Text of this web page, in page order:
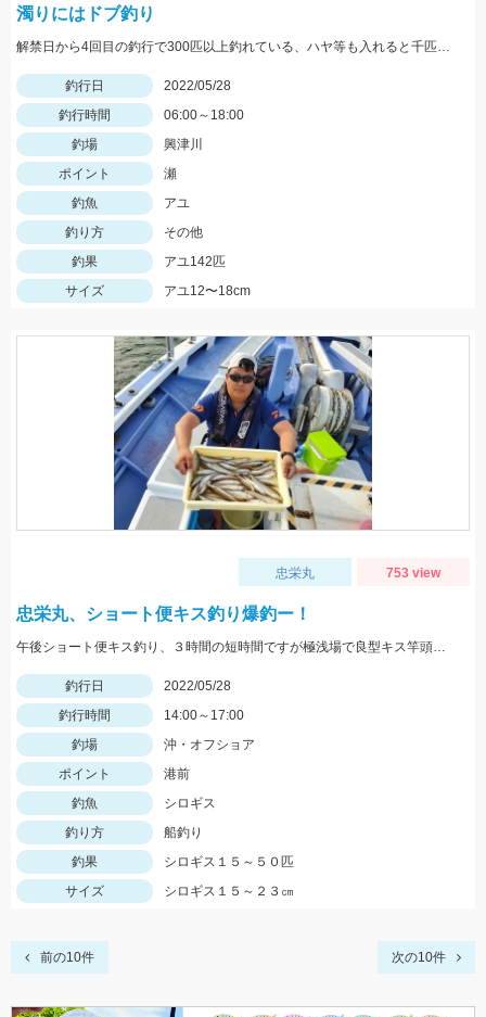
濁りにはドブ釣り
解禁日から4回目の釣行で300匹以上釣れている、ハヤ等も入れると千匹、手返し大変
釣行日
2022/05/28
釣行時間
06:00～18:00
釣場
興津川
ポイント
瀬
釣魚
アユ
釣り方
その他
釣果
アユ142匹
サイズ
アユ12〜18cm
忠栄丸 753 view
忠栄丸、ショート便キス釣り爆釣ー！
午後ショート便キス釣り、３時間の短時間ですが極浅場で良型キス竿頭５０匹と入れ食い状態でした！
釣行日
2022/05/28
釣行時間
14:00～17:00
釣場
沖・オフショア
ポイント
港前
釣魚
シロギス
釣り方
船釣り
釣果
シロギス１５～５０匹
サイズ
シロギス１５～２３㎝
前の10件 次の10件